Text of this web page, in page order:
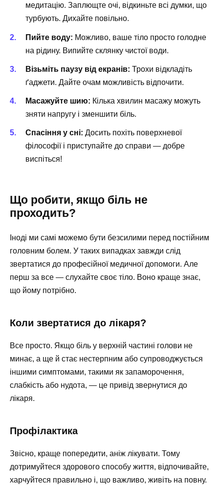
медитацію. Заплющте очі, відкиньте всі думки, що
турбують. Дихайте повільно.
Пийте воду: Можливо, ваше тіло просто голодне
на рідину. Випийте склянку чистої води.
Візьміть паузу від екранів: Трохи відкладіть
ґаджети. Дайте очам можливість відпочити.
Масажуйте шию: Кілька хвилин масажу можуть
зняти напругу і зменшити біль.
Спасіння у сні: Досить похіть поверхневої
філософії і приступайте до справи — добре
виспіться!
Що робити, якщо біль не
проходить?
Іноді ми самі можемо бути безсилими перед постійним
головним болем. У таких випадках завжди слід
звертатися до професійної медичної допомоги. Але
перш за все — слухайте своє тіло. Воно краще знає,
що йому потрібно.
Коли звертатися до лікаря?
Все просто. Якщо біль у верхній частині голови не
минає, а ще й стає нестерпним або супроводжується
іншими симптомами, такими як запаморочення,
слабкість або нудота, — це привід звернутися до
лікаря.
Профілактика
Звісно, краще попередити, аніж лікувати. Тому
дотримуйтеся здорового способу життя, відпочивайте,
харчуйтеся правильно і, що важливо, живіть на повну.